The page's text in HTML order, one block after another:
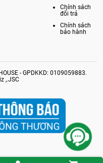
Chính sách
đổi trả
Chính sách
bảo hành
- GPDKKD: 0109059883.
,.JSC